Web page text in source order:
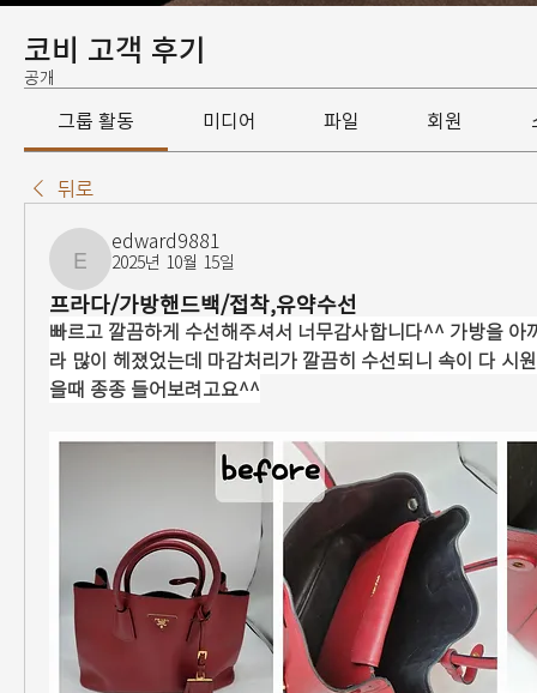
코비 고객 후기
공개
그룹 활동 미디어 파일 회원
뒤로
edward9881
edward9881
2025년 10월 15일
프라다/가방핸드백/접착,유약수선
빠르고 깔끔하게 수선해주셔서 너무감사합니다^^ 가방을 아
라 많이 헤졌었는데 마감처리가 깔끔히 수선되니 속이 다 시
을때 종종 들어보려고요^^